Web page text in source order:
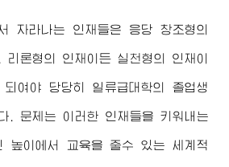
자라나는 인재들은 응당 창조형의
론형의 인재이든 실천형의 인재이
여야 당당히 일류급대학의 졸업생
. 문제는 이러한 인재들을 키워내는
높이에서 교육을 줄수 있는 세계적